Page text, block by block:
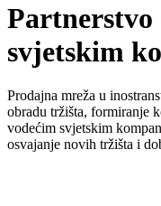
Partnerstvo
svjetskim
Prodajna mreža u
obradu tržišta, formiranje
vodećim svjetskim
osvajanje novih tržišta i